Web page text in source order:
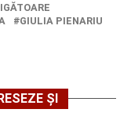
GIULIA PIENARIU
ȘI